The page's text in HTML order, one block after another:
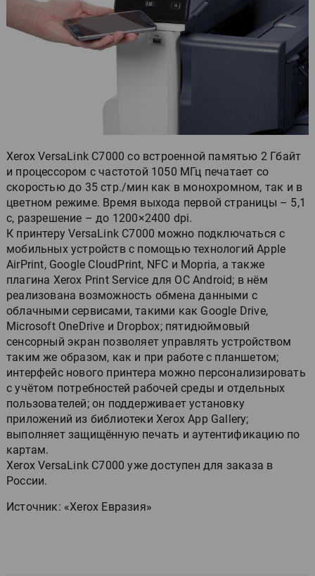
Xerox VersaLink C7000 со встроенной памятью 2 Гбайт
и процессором с частотой 1050 МГц печатает со
скоростью до 35 стр./мин как в монохромном, так и в
цветном режиме. Время выхода первой страницы – 5,1
с, разрешение – до 1200×2400 dpi.
К принтеру VersaLink C7000 можно подключаться с
мобильных устройств с помощью технологий Apple
AirPrint, Google CloudPrint, NFC и Mopria, а также
плагина Xerox Print Service для ОС Android; в нём
реализована возможность обмена данными с
облачными сервисами, такими как Google Drive,
Microsoft OneDrive и Dropbox; пятидюймовый
сенсорный экран позволяет управлять устройством
таким же образом, как и при работе с планшетом;
интерфейс нового принтера можно персонализировать
с учётом потребностей рабочей среды и отдельных
пользователей; он поддерживает установку
приложений из библиотеки Xerox App Gallery;
выполняет защищённую печать и аутентификацию по
картам.
Xerox VersaLink C7000 уже доступен для заказа в
России.
Источник: «Xerox Евразия»